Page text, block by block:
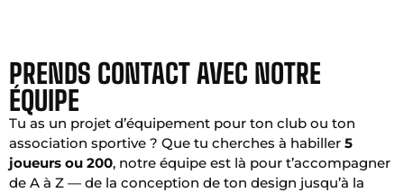
PRENDS CONTACT AVEC NOTRE
ÉQUIPE
Tu as un projet d’équipement pour ton club ou ton
association sportive ? Que tu cherches à habiller 5
joueurs ou 200, notre équipe est là pour t’accompagner
de A à Z — de la conception de ton design jusqu’à la